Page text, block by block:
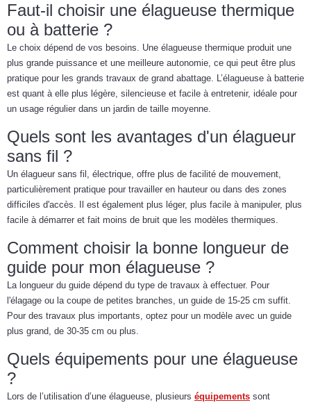
Faut-il choisir une élagueuse thermique
ou à batterie ?
Le choix dépend de vos besoins. Une élagueuse thermique produit une
plus grande puissance et une meilleure autonomie, ce qui peut être plus
pratique pour les grands travaux de grand abattage. L’élagueuse à batterie
est quant à elle plus légère, silencieuse et facile à entretenir, idéale pour
un usage régulier dans un jardin de taille moyenne.
Quels sont les avantages d'un élagueur
sans fil ?
Un élagueur sans fil, électrique, offre plus de facilité de mouvement,
particulièrement pratique pour travailler en hauteur ou dans des zones
difficiles d'accès. Il est également plus léger, plus facile à manipuler, plus
facile à démarrer et fait moins de bruit que les modèles thermiques.
Comment choisir la bonne longueur de
guide pour mon élagueuse ?
La longueur du guide dépend du type de travaux à effectuer. Pour
l'élagage ou la coupe de petites branches, un guide de 15-25 cm suffit.
Pour des travaux plus importants, optez pour un modèle avec un guide
plus grand, de 30-35 cm ou plus.
Quels équipements pour une élagueuse
?
Lors de l’utilisation d’une élagueuse, plusieurs équipements sont